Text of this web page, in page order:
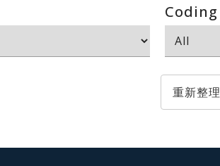
Coding
重新整理